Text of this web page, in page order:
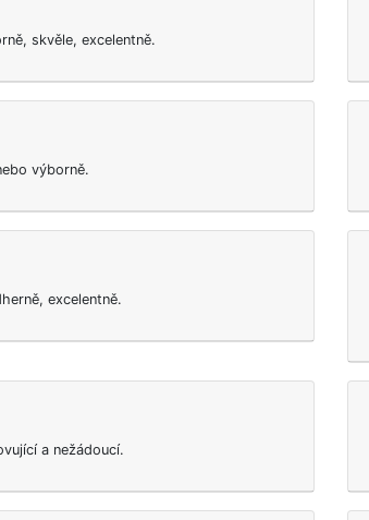
skvěle, excelentně.
výborně.
excelentně.
a nežádoucí.